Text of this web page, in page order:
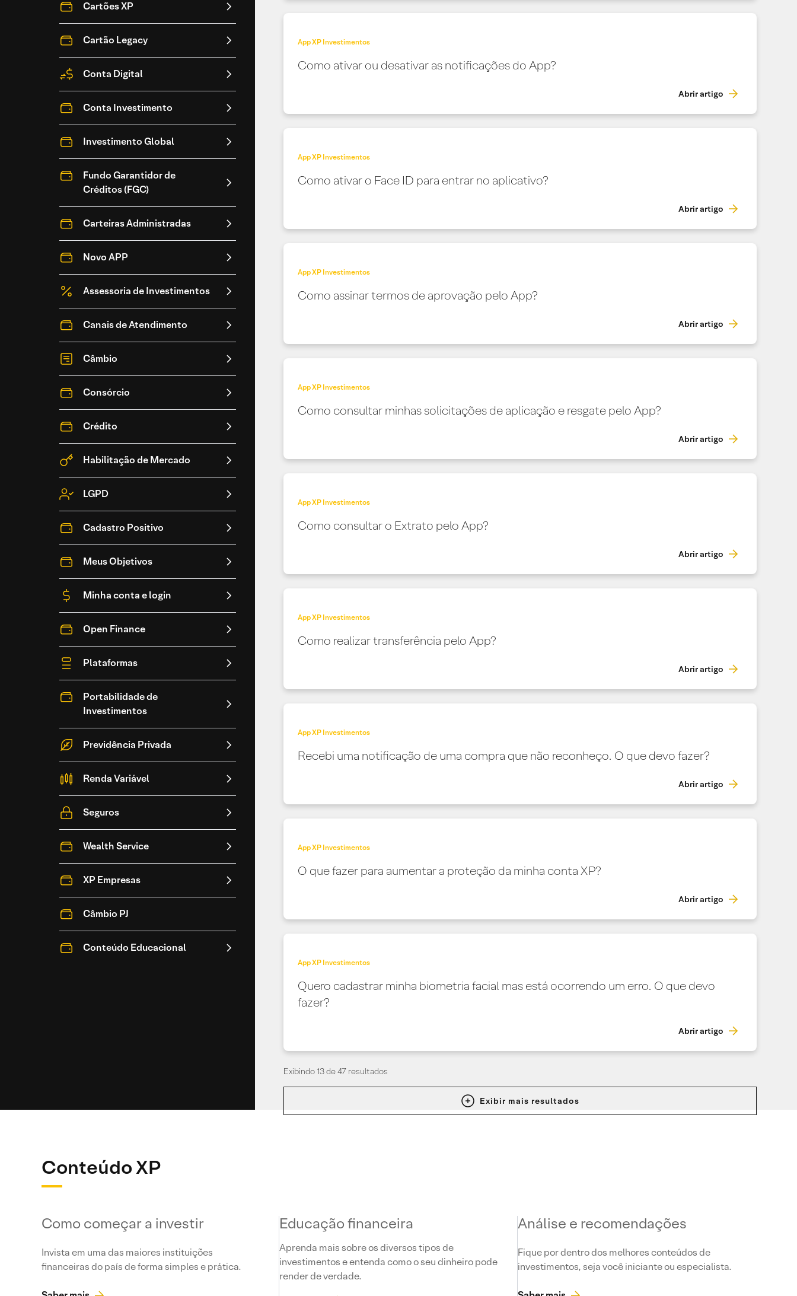
App XP Investimentos
Como ativar ou desativar as notificações do App?
Abrir artigo
App XP Investimentos
Como ativar o Face ID para entrar no aplicativo?
Abrir artigo
App XP Investimentos
Como assinar termos de aprovação pelo App?
Abrir artigo
App XP Investimentos
Como consultar minhas solicitações de aplicação e resgate pelo App?
Abrir artigo
App XP Investimentos
Como consultar o Extrato pelo App?
Abrir artigo
App XP Investimentos
Como realizar transferência pelo App?
Abrir artigo
App XP Investimentos
Recebi uma notificação de uma compra que não reconheço. O que devo fazer?
Abrir artigo
App XP Investimentos
O que fazer para aumentar a proteção da minha conta XP?
Abrir artigo
App XP Investimentos
Quero cadastrar minha biometria facial mas está ocorrendo um erro. O que devo
fazer?
Abrir artigo
Exibindo 13 de 47 resultados
Exibir mais resultados
Conteúdo XP
Como começar a investir
Invista em uma das maiores instituições
financeiras do país de forma simples e prática.
Educação financeira
Aprenda mais sobre os diversos tipos de
investimentos e entenda como o seu dinheiro pode
render de verdade.
Análise e recomendações
Fique por dentro dos melhores conteúdos de
investimentos, seja você iniciante ou especialista.